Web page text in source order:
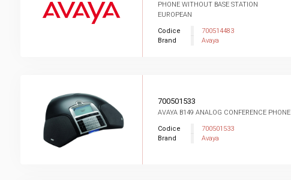
PHONE WITHOUT BASE STATION
EUROPEAN
Codice
700514483
Brand
Avaya
700501533
AVAYA B149 ANALOG CONFERENCE PHONE
Codice
700501533
Brand
Avaya